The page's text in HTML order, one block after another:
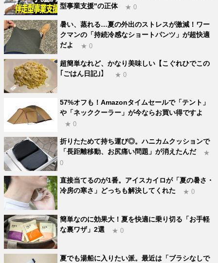
型事業支援"の正体
★ 0
暑い、蒸れる…夏の外出のストレスが激減！ワー
クマンの「持続冷感なショートパンツ」が超快適
だよ
★ 0
超簡単なれど、かなり美味しい【こぐれひでこの
｢ごはん日記｣】
★ 0
57%オフも！Amazonタイムセールで「テント」
や「ネッククーラー」が今ならお買い得ですよ
★ 0
折りたためて持ち運び◎。ハニカムクッションで
「長距離移動、お尻痛い問題」が消えたんだ
★
0
直接当てるのが1番。アイスカイロが「夏の暑さ・
冷房の寒さ」どっちも解決してくれた
★ 0
簡単なのに効果大！夏を快適に乗り切る「お手軽
な裏ワザ」2選
★ 0
夏でも湯船に入りたい派。最近は「ブラシなしで